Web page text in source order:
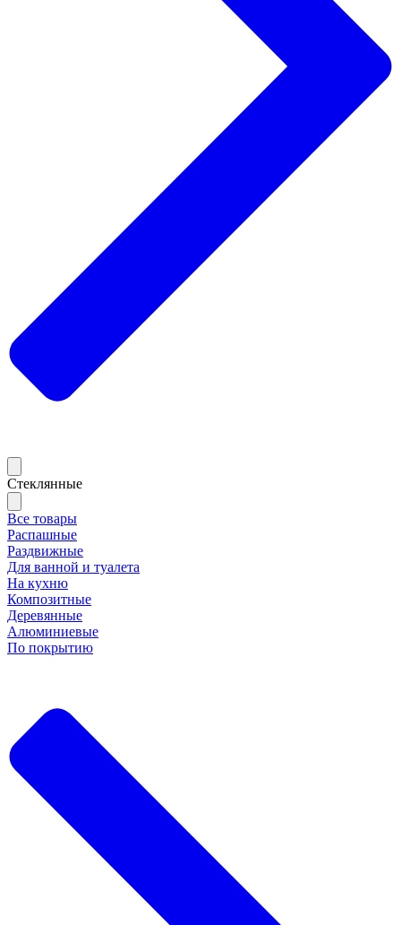
Стеклянные
Все товары
Распашные
Раздвижные
Для ванной и туалета
На кухню
Композитные
Деревянные
Алюминиевые
По покрытию